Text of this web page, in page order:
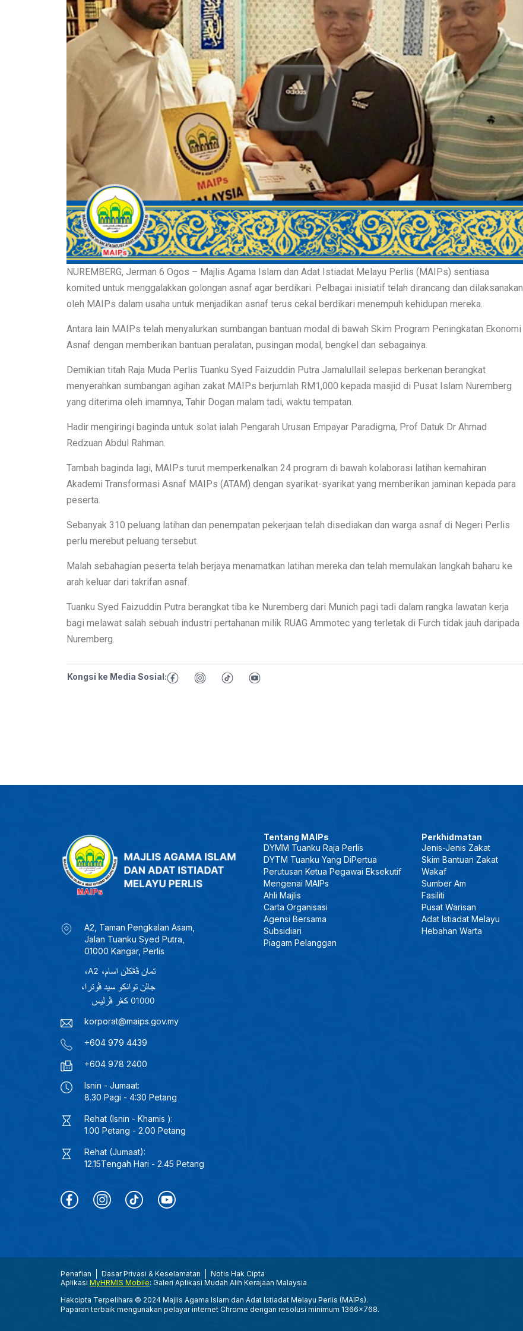
NUREMBERG, Jerman 6 Ogos – Majlis Agama Islam dan Adat Istiadat Melayu Perlis (MAIPs) sentiasa
komited untuk menggalakkan golongan asnaf agar berdikari. Pelbagai inisiatif telah dirancang dan dilaksanakan
oleh MAIPs dalam usaha untuk menjadikan asnaf terus cekal berdikari menempuh kehidupan mereka.
Antara lain MAIPs telah menyalurkan sumbangan bantuan modal di bawah Skim Program Peningkatan Ekonomi
Asnaf dengan memberikan bantuan peralatan, pusingan modal, bengkel dan sebagainya.
Demikian titah Raja Muda Perlis Tuanku Syed Faizuddin Putra Jamalullail selepas berkenan berangkat
menyerahkan sumbangan agihan zakat MAIPs berjumlah RM1,000 kepada masjid di Pusat Islam Nuremberg
yang diterima oleh imamnya, Tahir Dogan malam tadi, waktu tempatan.
Hadir mengiringi baginda untuk solat ialah Pengarah Urusan Empayar Paradigma, Prof Datuk Dr Ahmad
Redzuan Abdul Rahman.
Tambah baginda lagi, MAIPs turut memperkenalkan 24 program di bawah kolaborasi latihan kemahiran
Akademi Transformasi Asnaf MAIPs (ATAM) dengan syarikat-syarikat yang memberikan jaminan kepada para
peserta.
Sebanyak 310 peluang latihan dan penempatan pekerjaan telah disediakan dan warga asnaf di Negeri Perlis
perlu merebut peluang tersebut.
Malah sebahagian peserta telah berjaya menamatkan latihan mereka dan telah memulakan langkah baharu ke
arah keluar dari takrifan asnaf.
Tuanku Syed Faizuddin Putra berangkat tiba ke Nuremberg dari Munich pagi tadi dalam rangka lawatan kerja
bagi melawat salah sebuah industri pertahanan milik RUAG Ammotec yang terletak di Furch tidak jauh daripada
Nuremberg.
Kongsi ke Media Sosial:
A2, Taman Pengkalan Asam,
Jalan Tuanku Syed Putra,
01000 Kangar, Perlis
korporat@maips.gov.my
+604 979 4439
+604 978 2400
Isnin - Jumaat:
8.30 Pagi - 4:30 Petang
Rehat (Isnin - Khamis ):
1.00 Petang - 2.00 Petang
Rehat (Jumaat):
12.15Tengah Hari - 2.45 Petang
Tentang MAIPs
DYMM Tuanku Raja Perlis
DYTM Tuanku Yang DiPertua
Perutusan Ketua Pegawai Eksekutif
Mengenai MAIPs
Ahli Majlis
Carta Organisasi
Agensi Bersama
Subsidiari
Piagam Pelanggan
Perkhidmatan
Jenis-Jenis Zakat
Skim Bantuan Zakat
Wakaf
Sumber Am
Fasiliti
Pusat Warisan
Adat Istiadat Melayu
Hebahan Warta
Penafian Dasar Privasi & Keselamatan
Notis Hak Cipta
Aplikasi MyHRMIS Mobile: Galeri Aplikasi Mudah Alih Kerajaan Malaysia
Hakcipta Terpelihara © 2024 Majlis Agama Islam dan Adat Istiadat Melayu Perlis (MAIPs).
Paparan terbaik mengunakan pelayar internet Chrome dengan resolusi minimum 1366x768.